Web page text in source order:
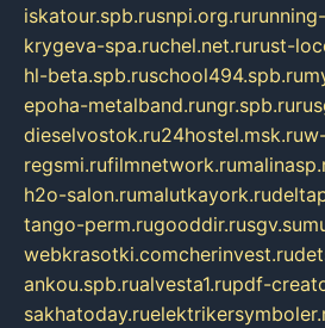
iskatour.spb.rusnpi.org.ru
krygeva-spa.ruchel.net.rurust-
hl-beta.spb.ruschool494.spb.ru
epoha-metalband.rungr.spb.ru
dieselvostok.ru24hostel.msk.ru
regsmi.rufilmnetwork.ru
h2o-salon.rumalutkayork.ru
tango-perm.rugooddir.rusgv.su
webkrasotki.comcherinvest.ru
ankou.spb.rualvesta1.rupdf-
sakhatoday.ru